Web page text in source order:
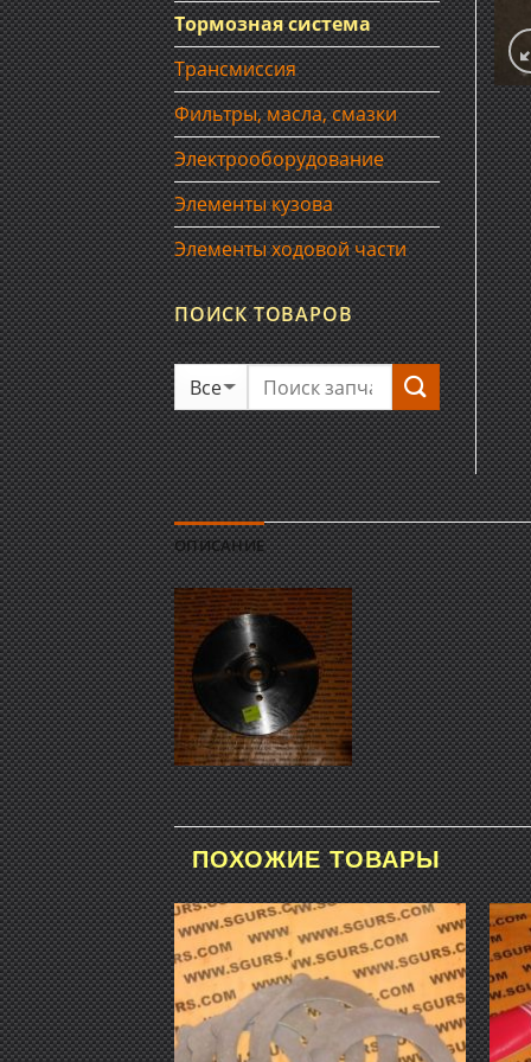
Тормозная система
Трансмиссия
Фильтры, масла, смазки
Электрооборудование
Элементы кузова
Элементы ходовой части
ПОИСК ТОВАРОВ
ОПИСАНИЕ
ПОХОЖИЕ ТОВАРЫ
Добавить
в список
желаний
Добавить
в список
желаний